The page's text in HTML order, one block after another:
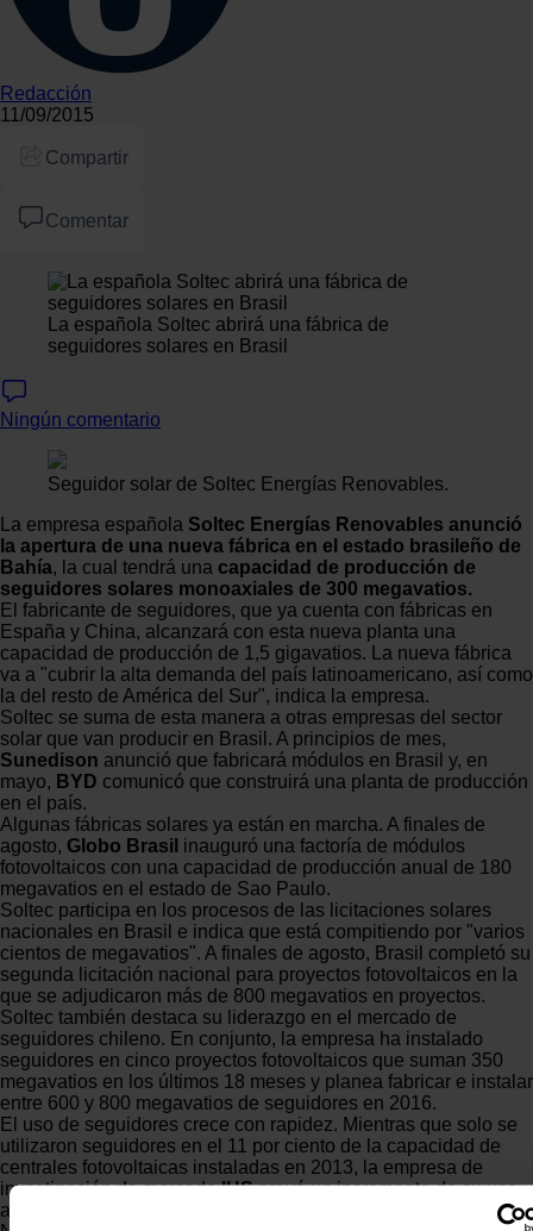
Redacción
11/09/2015
Compartir
Comentar
La española Soltec abrirá una fábrica de
seguidores solares en Brasil
Ningún comentario
Seguidor solar de Soltec Energías Renovables.
La empresa española Soltec Energías Renovables anunció
la apertura de una nueva fábrica en el estado brasileño de
Bahía, la cual tendrá una capacidad de producción de
seguidores solares monoaxiales de 300 megavatios.
El fabricante de seguidores, que ya cuenta con fábricas en
España y China, alcanzará con esta nueva planta una
capacidad de producción de 1,5 gigavatios. La nueva fábrica
va a "cubrir la alta demanda del país latinoamericano, así como
la del resto de América del Sur", indica la empresa.
Soltec se suma de esta manera a otras empresas del sector
solar que van producir en Brasil. A principios de mes,
Sunedison anunció que fabricará módulos en Brasil y, en
mayo, BYD comunicó que construirá una planta de producción
en el país.
Algunas fábricas solares ya están en marcha. A finales de
agosto, Globo Brasil inauguró una factoría de módulos
fotovoltaicos con una capacidad de producción anual de 180
megavatios en el estado de Sao Paulo.
Soltec participa en los procesos de las licitaciones solares
nacionales en Brasil e indica que está compitiendo por "varios
cientos de megavatios". A finales de agosto, Brasil completó su
segunda licitación nacional para proyectos fotovoltaicos en la
que se adjudicaron más de 800 megavatios en proyectos.
Soltec también destaca su liderazgo en el mercado de
seguidores chileno. En conjunto, la empresa ha instalado
seguidores en cinco proyectos fotovoltaicos que suman 350
megavatios en los últimos 18 meses y planea fabricar e instalar
entre 600 y 800 megavatios de seguidores en 2016.
El uso de seguidores crece con rapidez. Mientras que solo se
utilizaron seguidores en el 11 por ciento de la capacidad de
centrales fotovoltaicas instaladas en 2013, la empresa de
investigación de mercadoIHSprevé un incremento de su uso
al 20% este año.